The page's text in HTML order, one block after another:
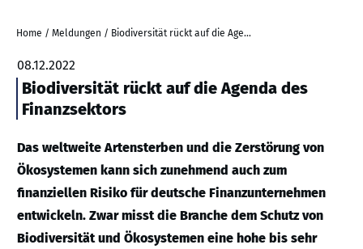
Home / Meldungen / Biodiversität rückt auf die Agenda des Finanzsektors
08.12.2022
Biodiversität rückt auf die Agenda des
Finanzsektors
Das weltweite Artensterben und die Zerstörung von
Ökosystemen kann sich zunehmend auch zum
finanziellen Risiko für deutsche Finanzunternehmen
entwickeln. Zwar misst die Branche dem Schutz von
Biodiversität und Ökosystemen eine hohe bis sehr